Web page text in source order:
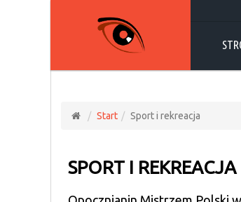
Start Sport i rekreacja
SPORT I REKREACJA